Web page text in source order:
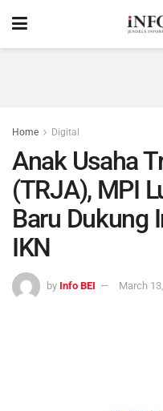
Home Digital
Anak Usaha
(TRJA), MPI
Baru Dukung
IKN
by Info BEI March